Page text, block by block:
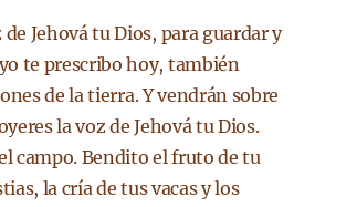
Jehová tu Dios, para guardar y
te prescribo hoy, también
de la tierra. Y vendrán sobre
la voz de Jehová tu Dios.
campo. Bendito el fruto de tu
la cría de tus vacas y los